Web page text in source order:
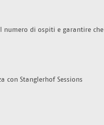
numero di ospiti e garantire che
Stanglerhof Sessions